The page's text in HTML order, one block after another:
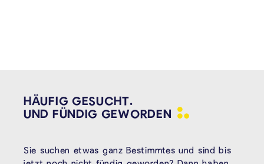
HÄUFIG GESUCHT.
UND FÜNDIG GEWORDEN
Sie suchen etwas ganz Bestimmtes und sind bis